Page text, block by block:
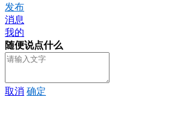
发布
消息
我的
随便说点什么
取消 确定